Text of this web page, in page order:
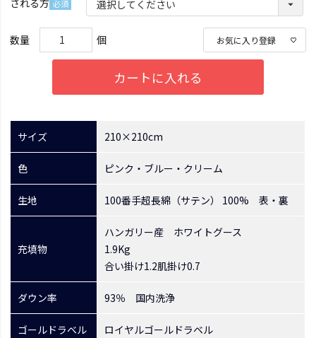
須)
お気に入り登録
カートに入れる
サイズ 210×210cm
色 ピンク・ブルー・クリーム
生地 100番手超長綿（サテン） 100% 表・裏
充填物
ハンガリー産 ホワイトグース
1.9Kg
合い掛け1.2肌掛け0.7
ダウン率 93％ 国内洗浄
ゴールドラベル ロイヤルゴールドラベル